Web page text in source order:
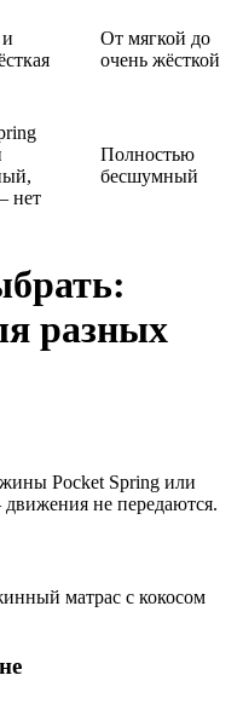
От мягкой до
очень жёсткой
нет
Полностью
бесшумный
разных
Pocket Spring или
не передаются.
матрас с кокосом